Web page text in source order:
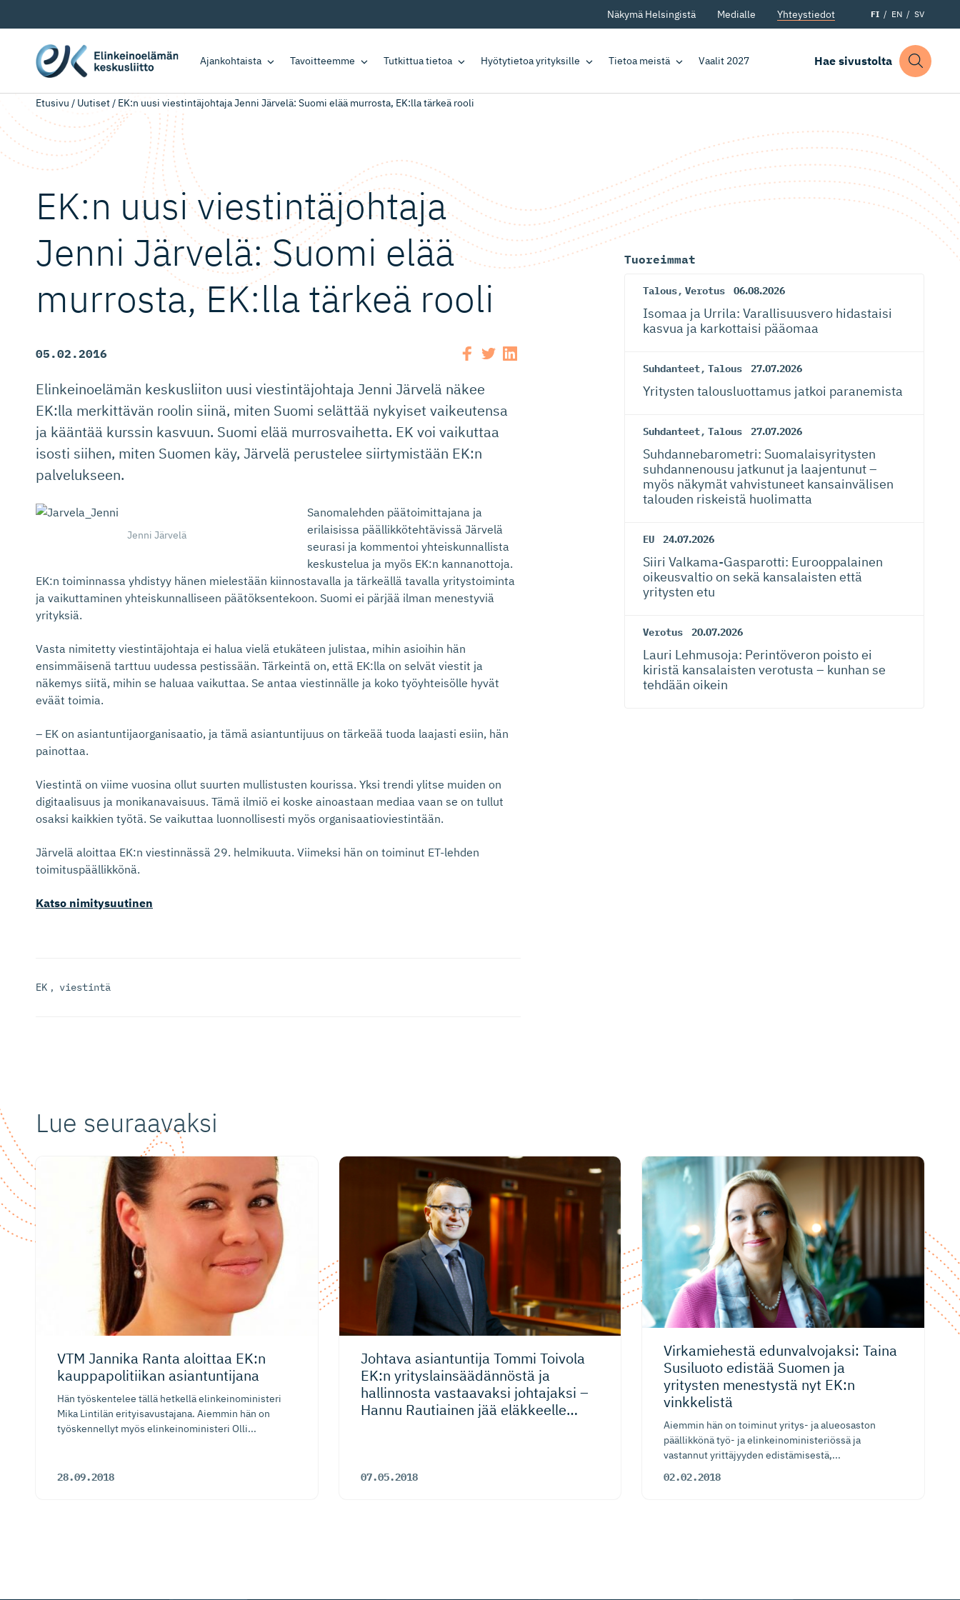
Näkymä Helsingistä Medialle Yhteystiedot FI EN SV
Ajankohtaista Tavoitteemme Tutkittua tietoa Hyötytietoa yrityksille Tietoa meistä Vaalit 2027 Hae sivustolta
Etusivu / Uutiset/ EK:n uusi viestintäjohtaja Jenni Järvelä: Suomi elää murrosta, EK:lla tärkeä rooli
EK:n uusi viestintä­johtaja
Jenni Järvelä: Suomi elää
murrosta, EK:lla tärkeä rooli
05.02.2016
Elinkeinoelämän keskusliiton uusi viestintäjohtaja Jenni Järvelä näkee
EK:lla merkittävän roolin siinä, miten Suomi selättää nykyiset vaikeutensa
ja kääntää kurssin kasvuun. Suomi elää murrosvaihetta. EK voi vaikuttaa
isosti siihen, miten Suomen käy, Järvelä perustelee siirtymistään EK:n
palvelukseen.
Jenni Järvelä
Sanomalehden päätoimittajana ja
erilaisissa päällikkötehtävissä Järvelä
seurasi ja kommentoi yhteiskunnallista
keskustelua ja myös EK:n kannanottoja.
EK:n toiminnassa yhdistyy hänen mielestään kiinnostavalla ja tärkeällä tavalla yritystoiminta
ja vaikuttaminen yhteiskunnalliseen päätöksentekoon. Suomi ei pärjää ilman menestyviä
yrityksiä.
Vasta nimitetty viestintäjohtaja ei halua vielä etukäteen julistaa, mihin asioihin hän
ensimmäisenä tarttuu uudessa pestissään. Tärkeintä on, että EK:lla on selvät viestit ja
näkemys siitä, mihin se haluaa vaikuttaa. Se antaa viestinnälle ja koko työyhteisölle hyvät
eväät toimia.
– EK on asiantuntijaorganisaatio, ja tämä asiantuntijuus on tärkeää tuoda laajasti esiin, hän
painottaa.
Viestintä on viime vuosina ollut suurten mullistusten kourissa. Yksi trendi ylitse muiden on
digitaalisuus ja monikanavaisuus. Tämä ilmiö ei koske ainoastaan mediaa vaan se on tullut
osaksi kaikkien työtä. Se vaikuttaa luonnollisesti myös organisaatioviestintään.
Järvelä aloittaa EK:n viestinnässä 29. helmikuuta. Viimeksi hän on toiminut ET-lehden
toimituspäällikkönä.
Katso nimitysuutinen
EK , viestintä
Tuoreimmat
Talous, Verotus 06.08.2026
Isomaa ja Urrila: Varallisuusvero hidastaisi
kasvua ja karkottaisi pääomaa
Suhdanteet, Talous 27.07.2026
Yritysten talousluottamus jatkoi paranemista
Suhdanteet, Talous 27.07.2026
Suhdanneba­ro­metri: Suomalaisy­ri­tysten
suhdannenousu jatkunut ja laajentunut –
myös näkymät vahvistuneet kansainvälisen
talouden riskeistä huolimatta
EU 24.07.2026
Siiri Valkama-Gas­pa­rotti: Eurooppalainen
oikeusvaltio on sekä kansalaisten että
yritysten etu
Verotus 20.07.2026
Lauri Lehmusoja: Perintöveron poisto ei
kiristä kansalaisten verotusta – kunhan se
tehdään oikein
Lue seuraavaksi
VTM Jannika Ranta aloittaa EK:n
kauppapoli­tiikan asiantuntijana
Hän työskentelee tällä hetkellä elinkeinoministeri
Mika Lintilän erityisavustajana. Aiemmin hän on
työskennellyt myös elinkeinoministeri Olli...
28.09.2018
Johtava asiantuntija Tommi Toivola
EK:n yrityslain­sää­dännöstä ja
hallinnosta vastaavaksi johtajaksi –
Hannu Rautiainen jää eläkkeelle
07.05.2018
Virkamiehestä edunvalvo­jaksi: Taina
Susiluoto edistää Suomen ja
yritysten menestystä nyt EK:n
vinkkelistä
Aiemmin hän on toiminut yritys- ja alueosaston
päällikkönä työ- ja elinkeinoministeriössä ja
vastannut yrittäjyyden edistämisestä,...
02.02.2018